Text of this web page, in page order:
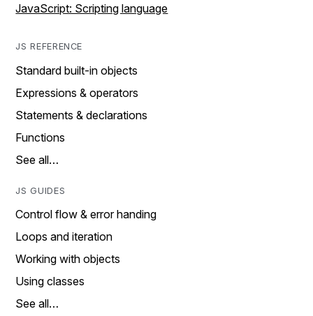
JavaScript: Scripting language
JS REFERENCE
Standard built-in objects
Expressions & operators
Statements & declarations
Functions
See all…
JS GUIDES
Control flow & error handing
Loops and iteration
Working with objects
Using classes
See all…